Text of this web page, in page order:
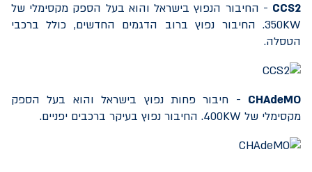
CCS2 - החיבור הנפוץ בישראל והוא בעל הספק מקסימלי של
350KW. החיבור נפוץ ברוב הדגמים החדשים, כולל ברכבי
הטסלה.
CHAdeMO - חיבור פחות נפוץ בישראל והוא בעל הספק
מקסימלי של 400KW. החיבור נפוץ בעיקר ברכבים יפניים.